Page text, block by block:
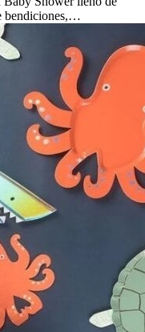
bendiciones,…